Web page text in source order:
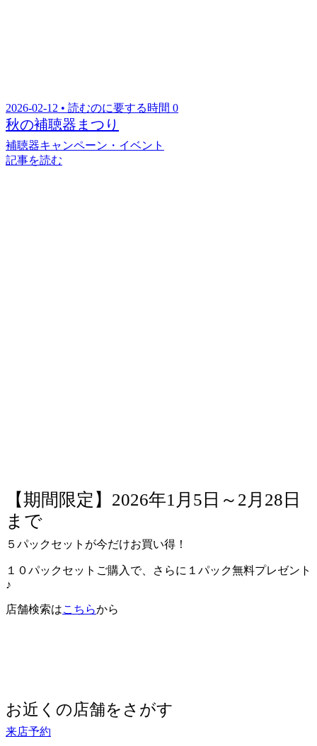
秋の補聴器まつり
補聴器キャンペーン・イベント
記事を読む
まで
５パックセットが今だけお買い得！
１０パックセットご購入で、さらに１パック無料プレゼント
♪
店舗検索は
来店予約